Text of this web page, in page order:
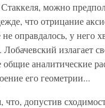
можно
что отрицание
оправдалось, у него
Лобачевский
общие аналитические
его геометрии...
допустив